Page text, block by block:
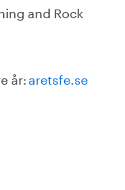
and Rock
år:aretsfe.se